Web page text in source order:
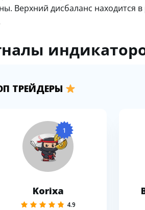
Верхний дисбаланс находится
ТРЕЙДЕРЫ
1
Korixa
4.9